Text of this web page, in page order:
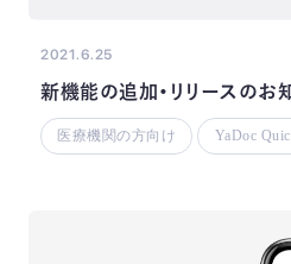
2021.6.25
新機能の追加・リリースのお
医療機関の方向け YaDoc